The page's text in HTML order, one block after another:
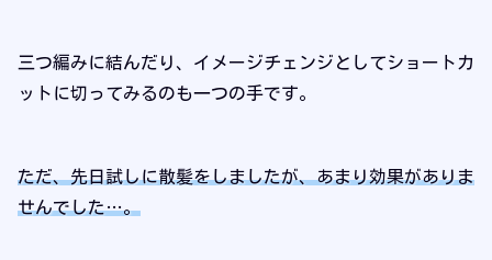
三つ編みに結んだり、イメージチェンジとしてショートカ
ットに切ってみるのも一つの手です。
ただ、先日試しに散髪をしましたが、あまり効果がありま
せんでした…。